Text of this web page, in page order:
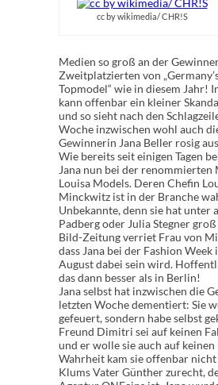
cc by wikimedia/ CHR!S
Medien so groß an der
Zweitplatzierten von
Topmodel“ wie in diesem Jahr!
kann offenbar ein kleiner
und so sieht nach den
Woche inzwischen wohl auch
Gewinnerin Jana Beller rosig
Wie bereits seit einigen Tagen
Jana nun bei der renommierten
Louisa Models. Deren Chefin
Minckwitz ist in der Branche
Unbekannte, denn sie hat unter
Padberg oder Julia Stegner
Bild-Zeitung verriet Frau von
dass Jana bei der Fashion
August dabei sein wird.
das dann besser als in Berlin!
Jana selbst hat inzwischen die
letzten Woche dementiert: Sie
gefeuert, sondern habe selbst
Freund Dimitri sei auf keinen
und er wolle sie auch auf keinen
Wahrheit kam sie offenbar
Klums Vater Günther zurecht,